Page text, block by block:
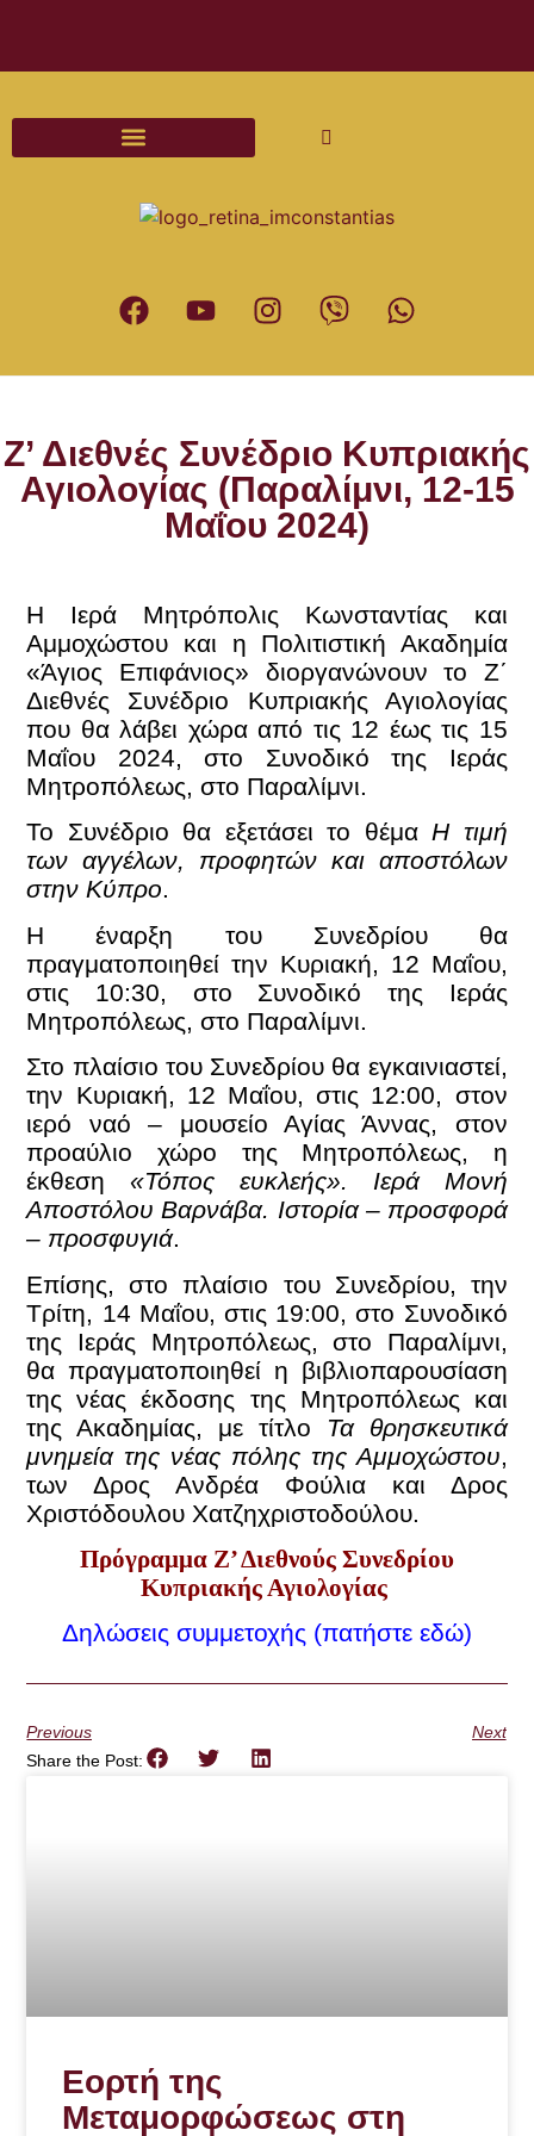
Z’ Διεθνές Συνέδριο Κυπριακής
Αγιολογίας (Παραλίμνι, 12-15
Μαΐου 2024)
Η Ιερά Μητρόπολις Κωνσταντίας και
Αμμοχώστου και η Πολιτιστική Ακαδημία
«Άγιος Επιφάνιος» διοργανώνουν το Ζ΄
Διεθνές Συνέδριο Κυπριακής Αγιολογίας
που θα λάβει χώρα από τις 12 έως τις 15
Μαΐου 2024, στο Συνοδικό της Ιεράς
Μητροπόλεως, στο Παραλίμνι.
Το Συνέδριο θα εξετάσει το θέμα Η τιμή
των αγγέλων, προφητών και αποστόλων
στην Κύπρο.
Η έναρξη του Συνεδρίου θα
πραγματοποιηθεί την Κυριακή, 12 Μαΐου,
στις 10:30, στο Συνοδικό της Ιεράς
Μητροπόλεως, στο Παραλίμνι.
Στο πλαίσιο του Συνεδρίου θα εγκαινιαστεί,
την Κυριακή, 12 Μαΐου, στις 12:00, στον
ιερό ναό – μουσείο Αγίας Άννας, στον
προαύλιο χώρο της Μητροπόλεως, η
έκθεση«Τόπος ευκλεής». Ιερά Μονή
Αποστόλου Βαρνάβα. Ιστορία – προσφορά
– προσφυγιά.
Επίσης, στο πλαίσιο του Συνεδρίου, την
Τρίτη, 14 Μαΐου, στις 19:00, στο Συνοδικό
της Ιεράς Μητροπόλεως, στο Παραλίμνι,
θα πραγματοποιηθεί η βιβλιοπαρουσίαση
της νέας έκδοσης της Μητροπόλεως και
της Ακαδημίας, με τίτλο Τα θρησκευτικά
μνημεία της νέας πόλης της Αμμοχώστου,
των Δρος Ανδρέα Φούλια και Δρος
Χριστόδουλου Χατζηχριστοδούλου.
Πρόγραμμα Ζ’ Διεθνούς Συνεδρίου
Κυπριακής Αγιολογίας
Δηλώσεις συμμετοχής (πατήστε εδώ)
Previous
Next
Share the Post:
Εορτή της
Μεταμορφώσεως στη